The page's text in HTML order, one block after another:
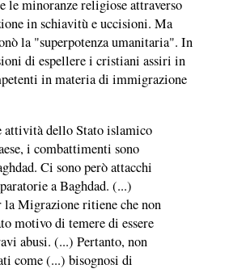
le minoranze religiose attraverso
in schiavitù e uccisioni. Ma
la "superpotenza umanitaria". In
di espellere i cristiani assiri in
in materia di immigrazione
attività dello Stato islamico
i combattimenti sono
Ci sono però attacchi
a Baghdad. (...)
Migrazione ritiene che non
motivo di temere di essere
abusi. (...) Pertanto, non
come (...) bisognosi di